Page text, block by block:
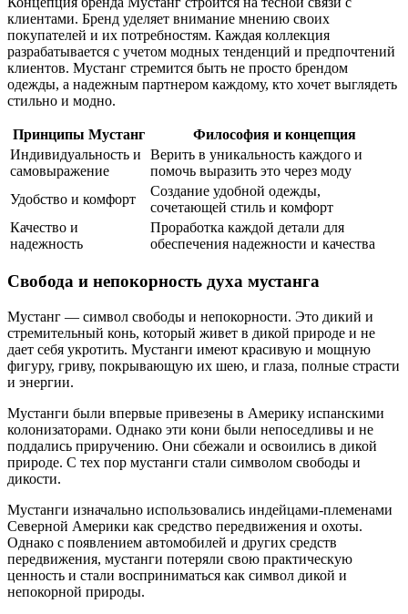
клиентами. Бренд уделяет внимание мнению своих
покупателей и их потребностям. Каждая коллекция
разрабатывается с учетом модных тенденций и предпочтений
клиентов. Мустанг стремится быть не просто брендом
одежды, а надежным партнером каждому, кто хочет выглядеть
стильно и модно.
Принципы Мустанг
Философия и концепция
Индивидуальность и
самовыражение
Верить в уникальность каждого и
помочь выразить это через моду
Удобство и комфорт
Создание удобной одежды,
сочетающей стиль и комфорт
Качество и
надежность
Проработка каждой детали для
обеспечения надежности и качества
Свобода и непокорность духа мустанга
Мустанг — символ свободы и непокорности. Это дикий и
стремительный конь, который живет в дикой природе и не
дает себя укротить. Мустанги имеют красивую и мощную
фигуру, гриву, покрывающую их шею, и глаза, полные страсти
и энергии.
Мустанги были впервые привезены в Америку испанскими
колонизаторами. Однако эти кони были непоседливы и не
поддались приручению. Они сбежали и освоились в дикой
природе. С тех пор мустанги стали символом свободы и
дикости.
Мустанги изначально использовались индейцами-племенами
Северной Америки как средство передвижения и охоты.
Однако с появлением автомобилей и других средств
передвижения, мустанги потеряли свою практическую
ценность и стали восприниматься как символ дикой и
непокорной природы.